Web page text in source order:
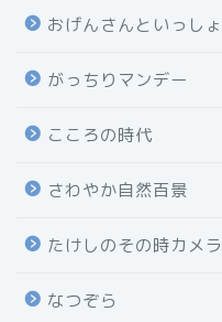
おげんさんといっしょ
がっちりマンデー
こころの時代
さわやか自然百景
たけしのその時カメ
なつぞら